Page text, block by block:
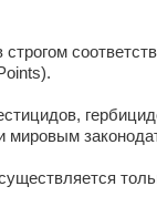
мировым